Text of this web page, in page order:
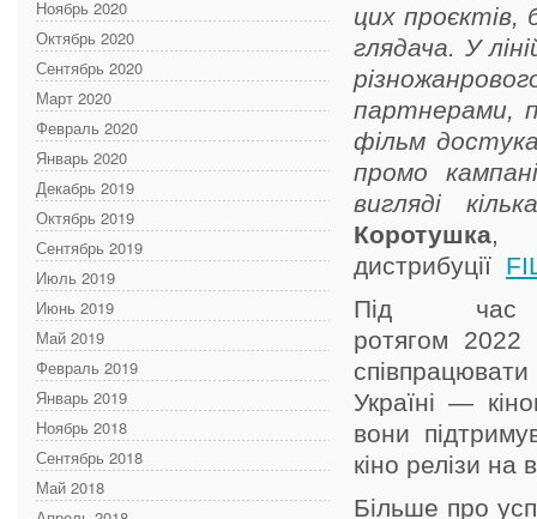
Ноябрь 2020
Октябрь 2020
Сентябрь 2020
Март 2020
Февраль 2020
Январь 2020
Декабрь 2019
Октябрь 2019
Сентябрь 2019
Июль 2019
Июнь 2019
Май 2019
Февраль 2019
Январь 2019
Ноябрь 2018
Сентябрь 2018
Май 2018
цих проєктів,
глядача. У
партнерами,
фільм
промо
вигляді
Коротушка,
дистрибуції
Під час
ротягом
Україні —
вони
кіно релізи на
Більше про